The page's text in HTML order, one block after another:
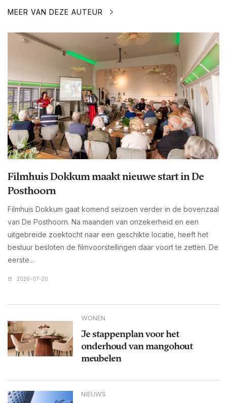
MEER VAN DEZE AUTEUR
Filmhuis Dokkum maakt nieuwe start in De
Posthoorn
Filmhuis Dokkum gaat komend seizoen verder in de bovenzaal
van De Posthoorn. Na maanden van onzekerheid en een
uitgebreide zoektocht naar een geschikte locatie, heeft het
bestuur besloten de filmvoorstellingen daar voort te zetten. De
eerste...
2026-07-20
WONEN
Je stappenplan voor het
onderhoud van mangohout
meubelen
NIEUWS